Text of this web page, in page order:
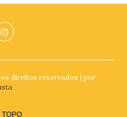
direitos reservados | por
TOPO